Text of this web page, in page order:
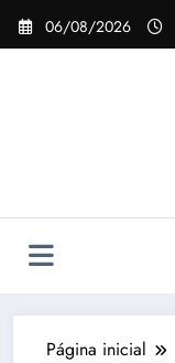
Pular
para
06/08/2026
Página inicial